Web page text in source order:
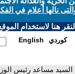
نالها أعلام في
هنا لاستخدام
English كوردي